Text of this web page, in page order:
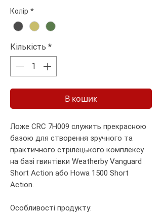
Колір *
Кількість *
В кошик
Ложе CRC 7H009 служить прекрасною
базою для створення зручного та
практичного стрілецького комплексу
на базі гвинтівки Weatherby Vanguard
Short Action або Howa 1500 Short
Action.
Особливості продукту: